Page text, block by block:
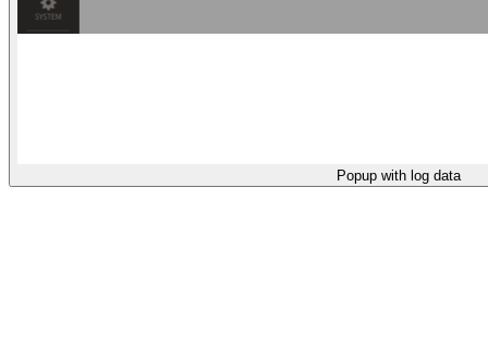
Popup with log data